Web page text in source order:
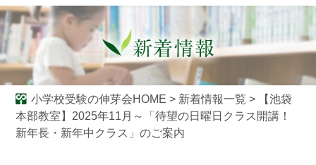
小学校受験の伸芽会HOME > 新着情報一覧 >
【池袋
本部教室】2025年11月～「待望の日曜日クラス開講！
新年長・新年中クラス」のご案内